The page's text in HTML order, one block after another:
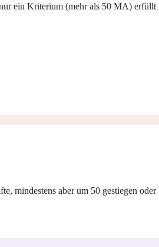
ein Kriterium (mehr als 50 MA)
mindestens aber um 50 gestiegen